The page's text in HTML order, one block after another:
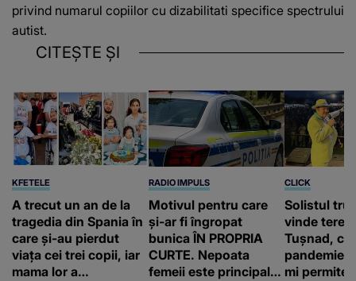
privind numarul copiilor cu dizabilitati specifice spectrului
autist.
CITEȘTE ȘI
KFETELE
A trecut un an de la
tragedia din Spania în
care și-au pierdut
viața cei trei copii, iar
mama lor a…
RADIO IMPULS
Motivul pentru care
și-ar fi îngropat
bunica ÎN PROPRIA
CURTE. Nepoata
femeii este principalul
CLICK
Solistul
vinde
Tușnad,
pandemie:
mi permite